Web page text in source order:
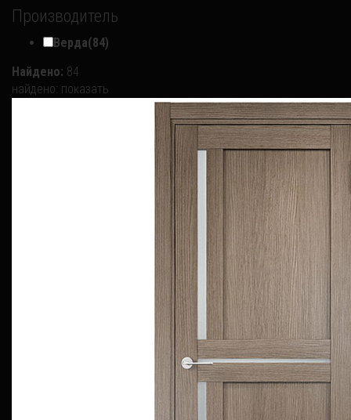
Производитель
Верда(84)
Найдено: 84
найдено: показать